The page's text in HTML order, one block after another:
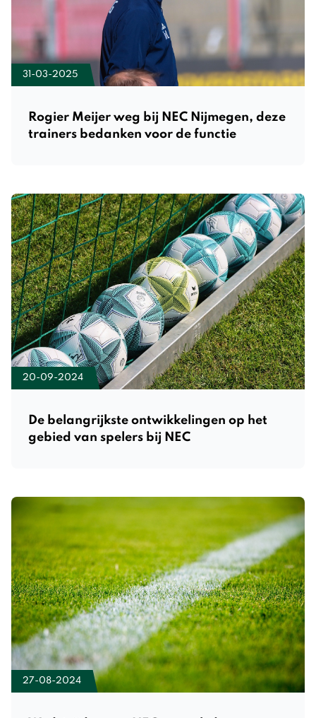
31-03-2025
Rogier Meijer weg bij NEC Nijmegen, deze
trainers bedanken voor de functie
20-09-2024
De belangrijkste ontwikkelingen op het
gebied van spelers bij NEC
27-08-2024